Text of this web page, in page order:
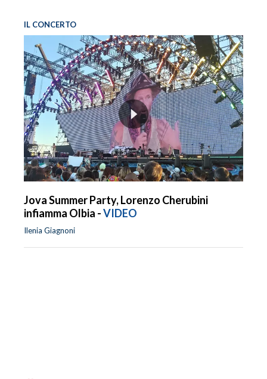
IL CONCERTO
Jova Summer Party, Lorenzo Cherubini
infiamma Olbia -VIDEO
Ilenia Giagnoni